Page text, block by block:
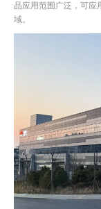
品应用范围广泛，可应
域。